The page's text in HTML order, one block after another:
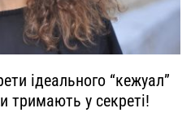
ідеального “кежуал”
тримають у секреті!